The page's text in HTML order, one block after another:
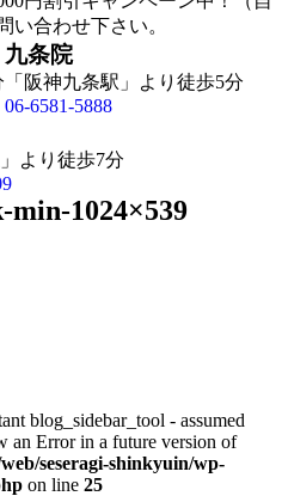
九条院
「阪神九条駅」より徒歩5分
06-6581-5888
より徒歩7分
min-1024×539
blog_sidebar_tool - assumed
an Error in a future version of
seseragi-shinkyuin/wp-
on line 25